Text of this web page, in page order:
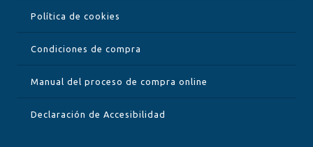
Política de cookies
Condiciones de compra
Manual del proceso de compra online
Declaración de Accesibilidad